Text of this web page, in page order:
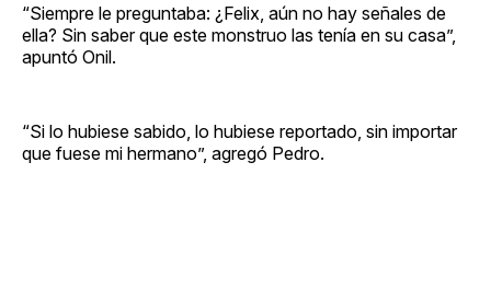
“Siempre le preguntaba: ¿Felix, aún no hay señales de
ella? Sin saber que este monstruo las tenía en su casa”,
apuntó Onil.
“Si lo hubiese sabido, lo hubiese reportado, sin importar
que fuese mi hermano”, agregó Pedro.